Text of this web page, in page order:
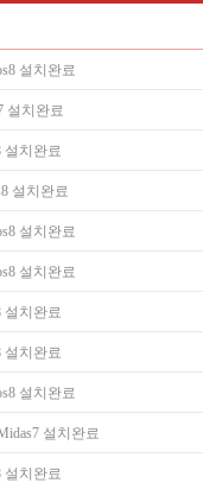
설치완료
설치완료
설치완료
설치완료
설치완료
설치완료
설치완료
설치완료
설치완료
설치완료
설치완료